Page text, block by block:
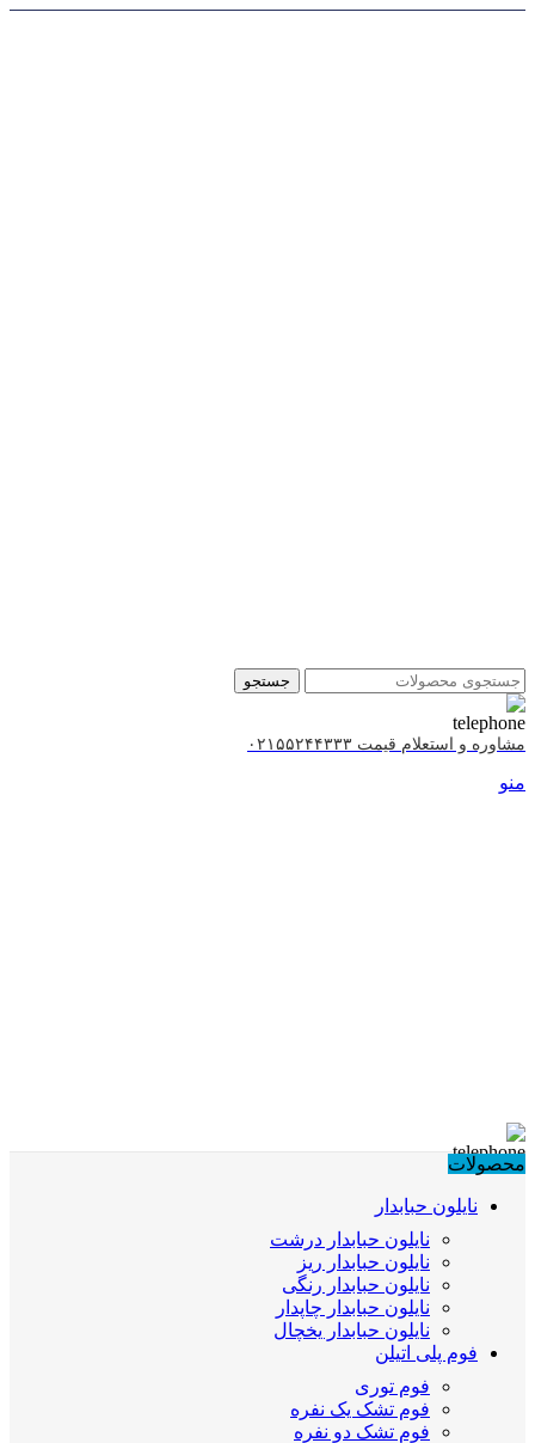
جستجو
مشاوره و استعلام قیمت ۰۲۱۵۵۲۴۴۳۳۳
منو
محصولات
نایلون حبابدار
نایلون حبابدار درشت
نایلون حبابدار ریز
نایلون حبابدار رنگی
نایلون حبابدار چاپدار
نایلون حبابدار یخچال
فوم پلی اتیلن
فوم توری
فوم تشک یک نفره
فوم تشک دو نفره